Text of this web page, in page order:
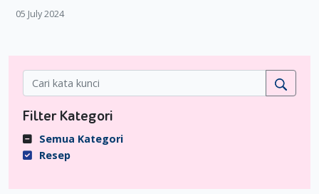
05 July 2024
Filter Kategori
Semua Kategori
Resep